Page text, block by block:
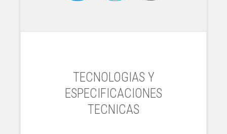
TECNOLOGIAS Y
ESPECIFICACIONES
TECNICAS